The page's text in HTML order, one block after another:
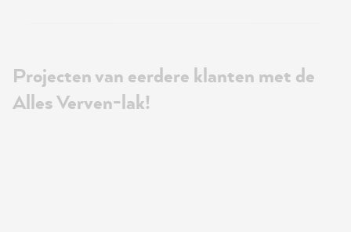
Projecten van eerdere klanten met de
Alles Verven-lak!